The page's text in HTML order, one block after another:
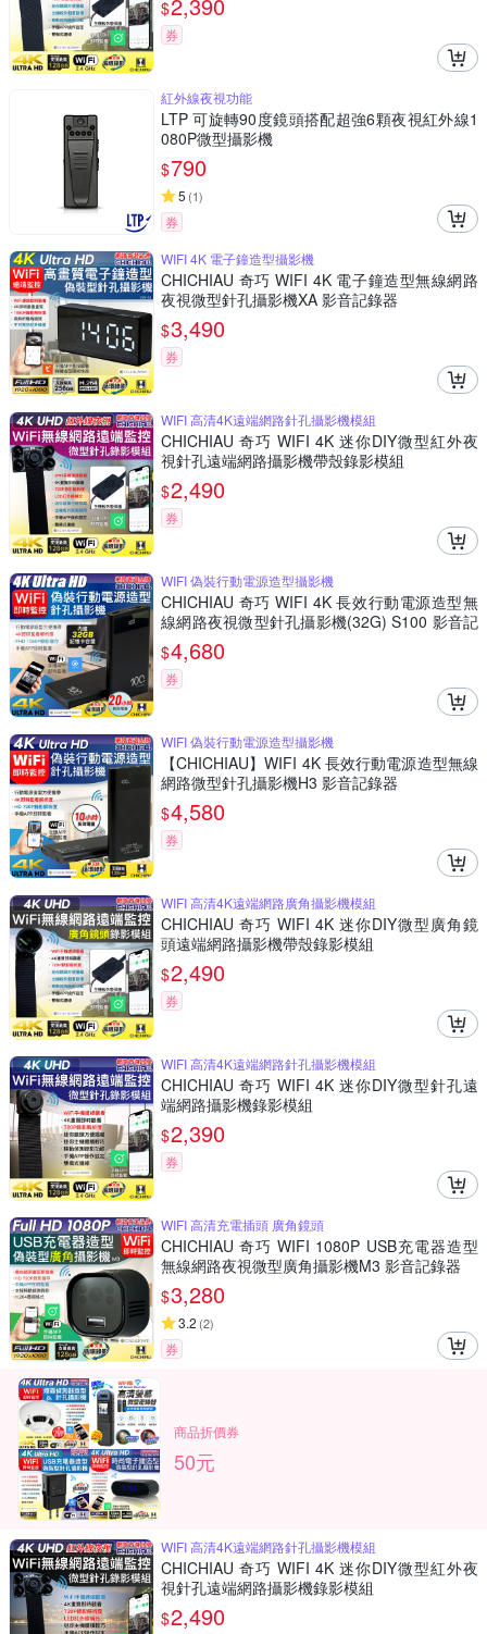
$2,390
券
紅外線夜視功能
LTP 可旋轉90度鏡頭搭配超強6顆夜視紅外線1
080P微型攝影機
$790
5 (1)
券
WIFI 4K 電子鐘造型攝影機
CHICHIAU 奇巧 WIFI 4K 電子鐘造型無線網路
夜視微型針孔攝影機XA 影音記錄器
$3,490
券
WIFI 高清4K遠端網路針孔攝影機模組
CHICHIAU 奇巧 WIFI 4K 迷你DIY微型紅外夜
視針孔遠端網路攝影機帶殼錄影模組
$2,490
券
WIFI 偽裝行動電源造型攝影機
CHICHIAU 奇巧 WIFI 4K 長效行動電源造型無
線網路夜視微型針孔攝影機(32G) S100 影音記
錄器
$4,680
券
WIFI 偽裝行動電源造型攝影機
【CHICHIAU】WIFI 4K 長效行動電源造型無線
網路微型針孔攝影機H3 影音記錄器
$4,580
券
WIFI 高清4K遠端網路廣角攝影機模組
CHICHIAU 奇巧 WIFI 4K 迷你DIY微型廣角鏡
頭遠端網路攝影機帶殼錄影模組
$2,490
券
WIFI 高清4K遠端網路針孔攝影機模組
CHICHIAU 奇巧 WIFI 4K 迷你DIY微型針孔遠
端網路攝影機錄影模組
$2,390
券
WIFI 高清充電插頭 廣角鏡頭
CHICHIAU 奇巧 WIFI 1080P USB充電器造型
無線網路夜視微型廣角攝影機M3 影音記錄器
$3,280
3.2 (2)
券
商品折價券
50元
WIFI 高清4K遠端網路針孔攝影機模組
CHICHIAU 奇巧 WIFI 4K 迷你DIY微型紅外夜
視針孔遠端網路攝影機錄影模組
$2,490